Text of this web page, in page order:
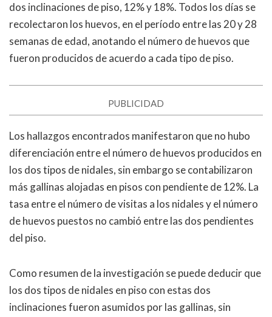
dos inclinaciones de piso, 12% y 18%. Todos los días se
recolectaron los huevos, en el período entre las 20 y 28
semanas de edad, anotando el número de huevos que
fueron producidos de acuerdo a cada tipo de piso.
PUBLICIDAD
Los hallazgos encontrados manifestaron que no hubo
diferenciación entre el número de huevos producidos en
los dos tipos de nidales, sin embargo se contabilizaron
más gallinas alojadas en pisos con pendiente de 12%. La
tasa entre el número de visitas a los nidales y el número
de huevos puestos no cambió entre las dos pendientes
del piso.
Como resumen de la investigación se puede deducir que
los dos tipos de nidales en piso con estas dos
inclinaciones fueron asumidos por las gallinas, sin